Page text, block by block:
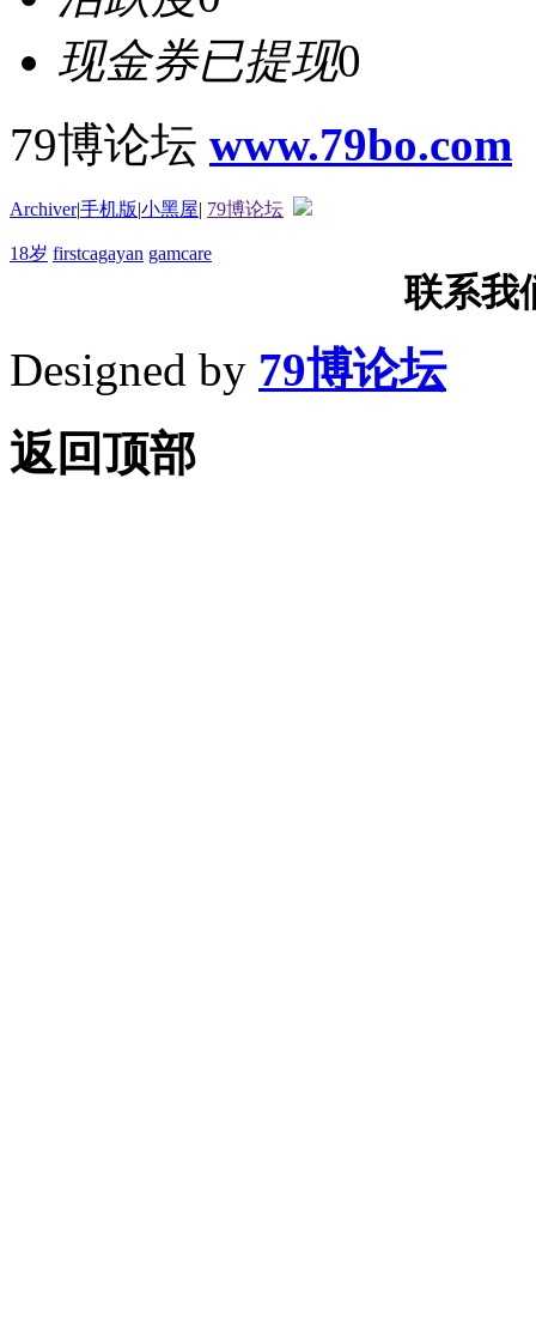
现金券已提现0
79博论坛 www.79bo.com
Archiver|手机版|小黑屋| 79博论坛
18岁 firstcagayan gamcare
联系我
Designed by 79博论坛
返回顶部